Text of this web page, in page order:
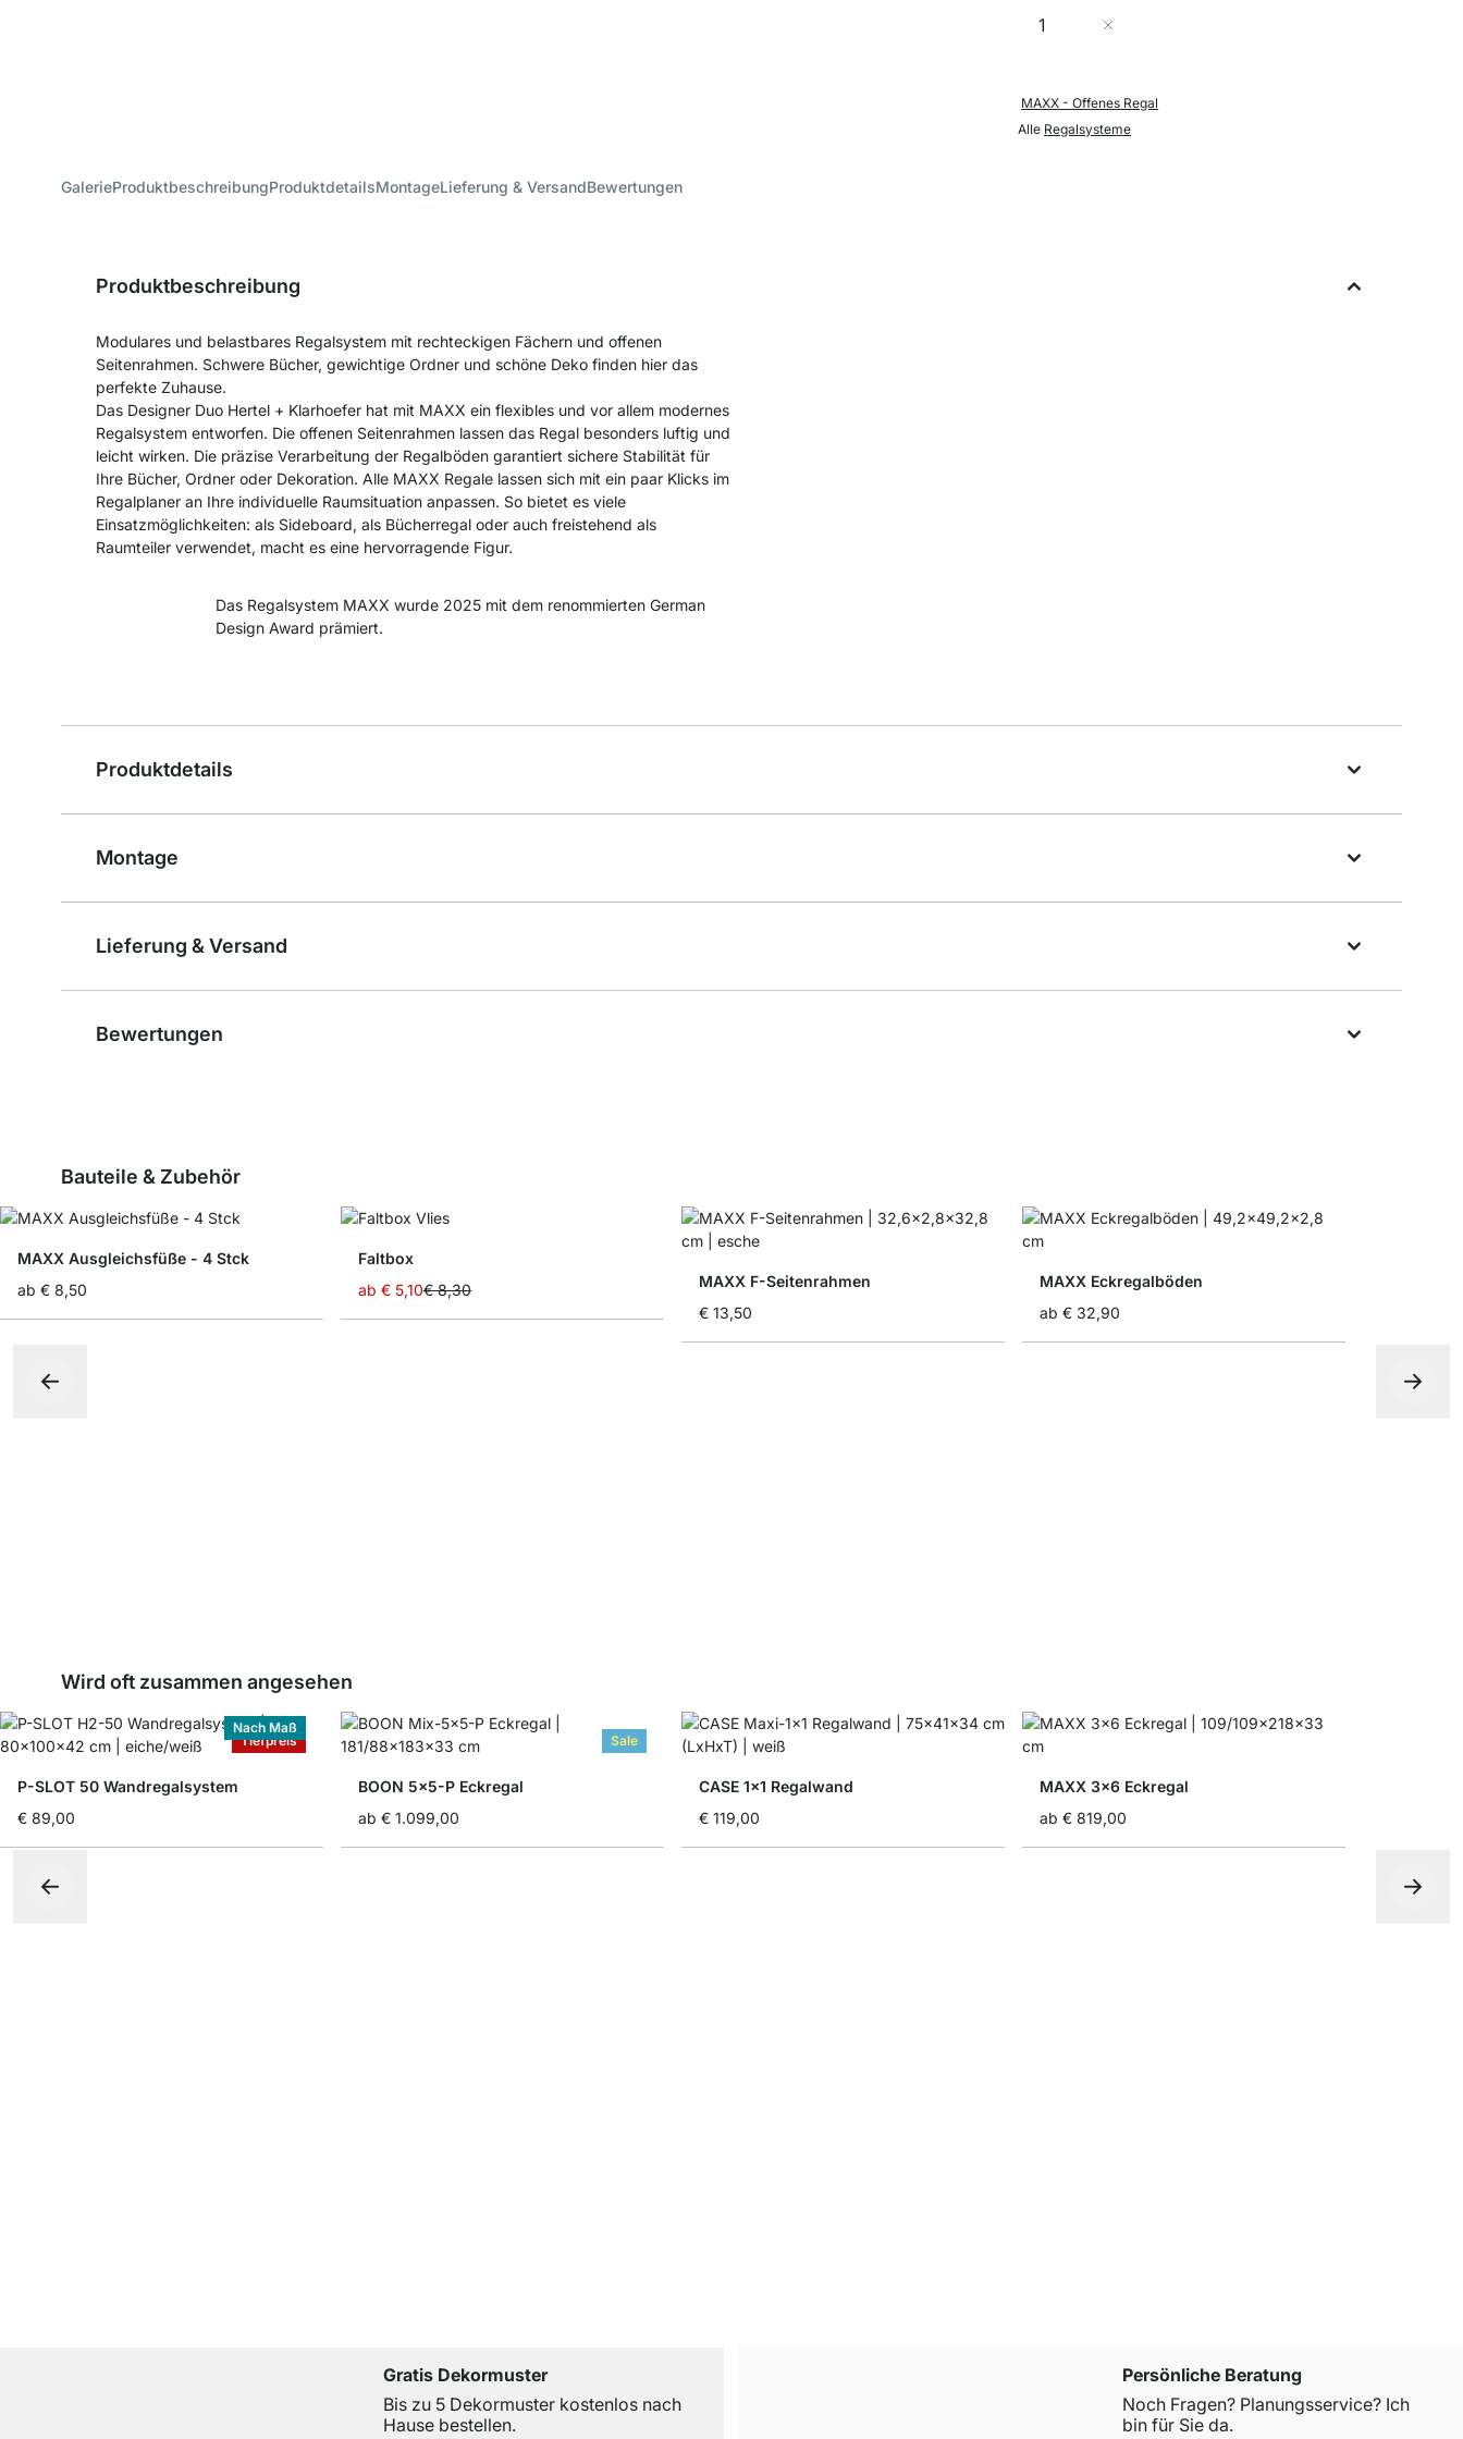
Menge
MAXX - Offenes Regal
Alle Regalsysteme
GalerieProduktbeschreibungProduktdetailsMontageLieferung & VersandBewertungen
Produktbeschreibung
Modulares und belastbares Regalsystem mit rechteckigen Fächern und offenen
Seitenrahmen. Schwere Bücher, gewichtige Ordner und schöne Deko finden hier das
perfekte Zuhause.
Das Designer Duo Hertel + Klarhoefer hat mit MAXX ein flexibles und vor allem modernes
Regalsystem entworfen. Die offenen Seitenrahmen lassen das Regal besonders luftig und
leicht wirken. Die präzise Verarbeitung der Regalböden garantiert sichere Stabilität für
Ihre Bücher, Ordner oder Dekoration. Alle MAXX Regale lassen sich mit ein paar Klicks im
Regalplaner an Ihre individuelle Raumsituation anpassen. So bietet es viele
Einsatzmöglichkeiten: als Sideboard, als Bücherregal oder auch freistehend als
Raumteiler verwendet, macht es eine hervorragende Figur.
Das Regalsystem MAXX wurde 2025 mit dem renommierten German
Design Award prämiert.
Produktdetails
Montage
Lieferung & Versand
Bewertungen
Bauteile & Zubehör
MAXX Ausgleichsfüße - 4 Stck
ab € 8,50
Faltbox
ab € 5,10€ 8,30
MAXX F-Seitenrahmen
€ 13,50
MAXX Eckregalböden
ab € 32,90
Wird oft zusammen angesehen
Tiefpreis
Nach Maß
P-SLOT 50 Wandregalsystem
€ 89,00
Sale
BOON 5x5-P Eckregal
ab € 1.099,00
CASE 1x1 Regalwand
€ 119,00
MAXX 3x6 Eckregal
ab € 819,00
Gratis Dekormuster
Bis zu 5 Dekormuster kostenlos nach
Hause bestellen.
Persönliche Beratung
Noch Fragen? Planungsservice? Ich
bin für Sie da.